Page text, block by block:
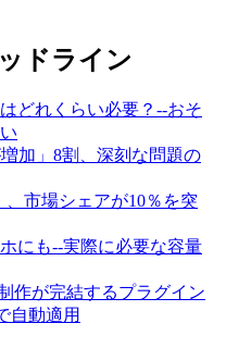
ドライン
どれくらい必要？--おそ
加」8割、深刻な問題の
市場シェアが10％を突
にも--実際に必要な容量
作が完結するプラグイン
自動適用